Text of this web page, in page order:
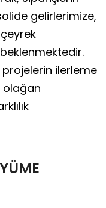
gelirlerimize,
çeyrek
ilerleme
olağan